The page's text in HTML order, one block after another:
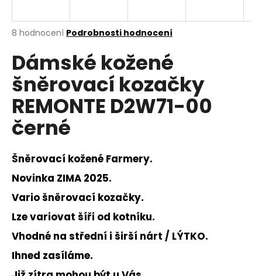
Průměrné
produktu
je
3,8
z
5
hvězdiček.
8 hodnocení Podrobnosti hodnocení
Dámské kožené
šněrovací kozačky
REMONTE D2W71-00
černé
Šněrovací kožené Farmery.
Novinka ZIMA 2025.
Vario šněrovací kozačky.
Lze variovat šíři od kotníku.
Vhodné na střední i širší nárt / LÝTKO.
Ihned zasíláme.
j
t
?
D
o
p
o
r
u
č